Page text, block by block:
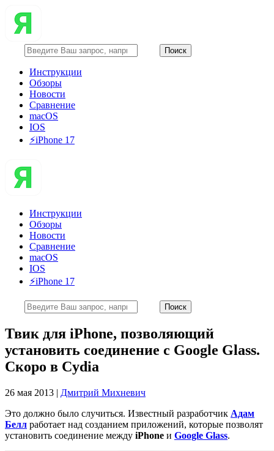
Инструкции
Обзоры
Новости
Сравнение
macOS
IOS
⚡️iPhone 17
Инструкции
Обзоры
Новости
Сравнение
macOS
IOS
⚡️iPhone 17
Твик для iPhone, позволяющий
установить соединение с Google Glass.
Скоро в Cydia
26 мая 2013 | Дмитрий Михневич
Это должно было случиться. Известный разработчик Адам
Белл работает над созданием приложений, которые позволят
установить соединение между iPhone и Google Glass.